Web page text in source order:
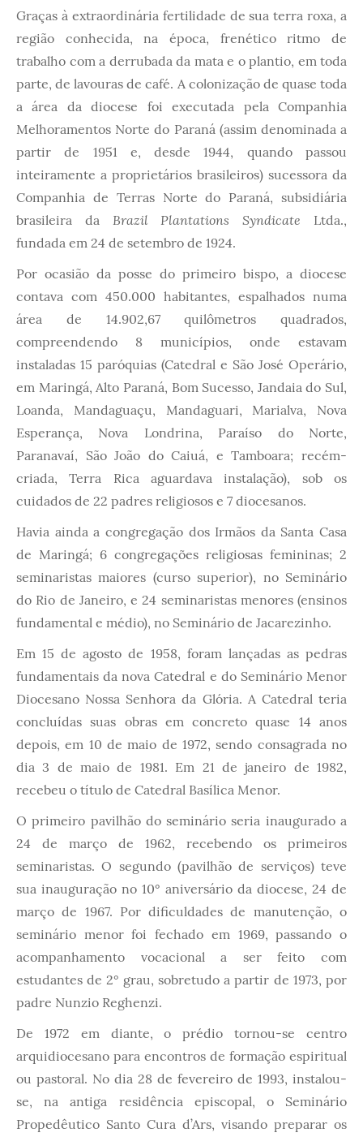
Graças à extraordinária fertilidade de sua terra roxa, a
região conhecida, na época, frenético ritmo de
trabalho com a derrubada da mata e o plantio, em toda
parte, de lavouras de café. A colonização de quase toda
a área da diocese foi executada pela Companhia
Melhoramentos Norte do Paraná (assim denominada a
partir de 1951 e, desde 1944, quando passou
inteiramente a proprietários brasileiros) sucessora da
Companhia de Terras Norte do Paraná, subsidiária
brasileira da Brazil Plantations Syndicate Ltda.,
fundada em 24 de setembro de 1924.
Por ocasião da posse do primeiro bispo, a diocese
contava com 450.000 habitantes, espalhados numa
área de 14.902,67 quilômetros quadrados,
compreendendo 8 municípios, onde estavam
instaladas 15 paróquias (Catedral e São José Operário,
em Maringá, Alto Paraná, Bom Sucesso, Jandaia do Sul,
Loanda, Mandaguaçu, Mandaguari, Marialva, Nova
Esperança, Nova Londrina, Paraíso do Norte,
Paranavaí, São João do Caiuá, e Tamboara; recém-
criada, Terra Rica aguardava instalação), sob os
cuidados de 22 padres religiosos e 7 diocesanos.
Havia ainda a congregação dos Irmãos da Santa Casa
de Maringá; 6 congregações religiosas femininas; 2
seminaristas maiores (curso superior), no Seminário
do Rio de Janeiro, e 24 seminaristas menores (ensinos
fundamental e médio), no Seminário de Jacarezinho.
Em 15 de agosto de 1958, foram lançadas as pedras
fundamentais da nova Catedral e do Seminário Menor
Diocesano Nossa Senhora da Glória. A Catedral teria
concluídas suas obras em concreto quase 14 anos
depois, em 10 de maio de 1972, sendo consagrada no
dia 3 de maio de 1981. Em 21 de janeiro de 1982,
recebeu o título de Catedral Basílica Menor.
O primeiro pavilhão do seminário seria inaugurado a
24 de março de 1962, recebendo os primeiros
seminaristas. O segundo (pavilhão de serviços) teve
sua inauguração no 10° aniversário da diocese, 24 de
março de 1967. Por dificuldades de manutenção, o
seminário menor foi fechado em 1969, passando o
acompanhamento vocacional a ser feito com
estudantes de 2° grau, sobretudo a partir de 1973, por
padre Nunzio Reghenzi.
De 1972 em diante, o prédio tornou-se centro
arquidiocesano para encontros de formação espiritual
ou pastoral. No dia 28 de fevereiro de 1993, instalou-
se, na antiga residência episcopal, o Seminário
Propedêutico Santo Cura d’Ars, visando preparar os